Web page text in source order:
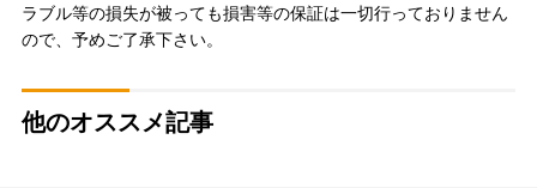
ラブル等の損失が被っても損害等の保証は一切行っておりません
ので、予めご了承下さい。
他のオススメ記事